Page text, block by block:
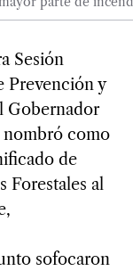
Sesión
Prevención y
Gobernador
nombró como
de
Forestales al
sofocaron